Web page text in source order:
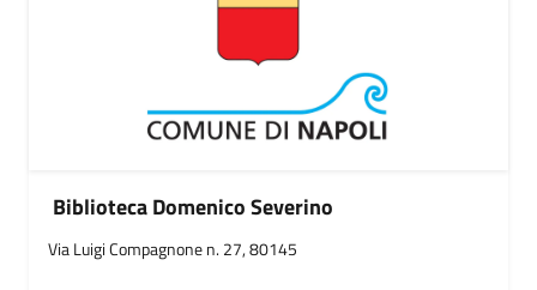
Biblioteca Domenico Severino
Via Luigi Compagnone n. 27, 80145